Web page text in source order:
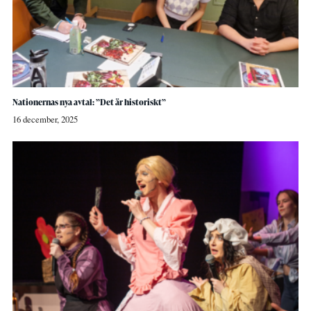
Nationernas nya avtal: ”Det är historiskt”
16 december, 2025